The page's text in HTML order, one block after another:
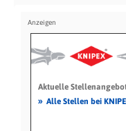
Aktuelle
» Alle Stellen bei